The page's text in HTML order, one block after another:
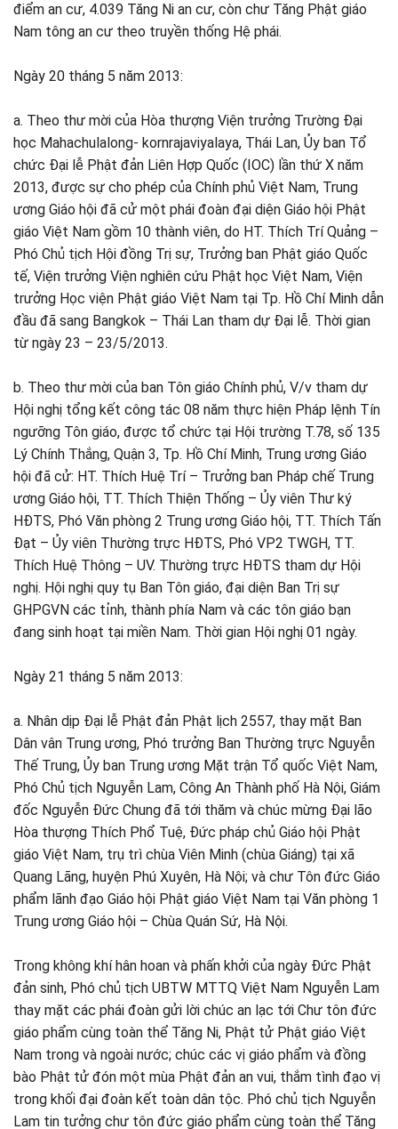
điểm an cư, 4.039 Tăng Ni an cư, còn chư Tăng Phật giáo
Nam tông an cư theo truyền thống Hệ phái.
Ngày 20 tháng 5 năm 2013:
a. Theo thư mời của Hòa thượng Viện trưởng Trường Đại
học Mahachulalong- kornrajaviyalaya, Thái Lan, Ủy ban Tổ
chức Đại lễ Phật đản Liên Hợp Quốc (IOC) lần thứ X năm
2013, được sự cho phép của Chính phủ Việt Nam, Trung
ương Giáo hội đã cử một phái đoàn đại diện Giáo hội Phật
giáo Việt Nam gồm 10 thành viên, do HT. Thích Trí Quảng –
Phó Chủ tịch Hội đồng Trị sự, Trưởng ban Phật giáo Quốc
tế, Viện trưởng Viện nghiên cứu Phật học Việt Nam, Viện
trưởng Học viện Phật giáo Việt Nam tại Tp. Hồ Chí Minh dẫn
đầu đã sang Bangkok – Thái Lan tham dự Đại lễ. Thời gian
từ ngày 23 – 23/5/2013.
b. Theo thư mời của ban Tôn giáo Chính phủ, V/v tham dự
Hội nghị tổng kết công tác 08 năm thực hiện Pháp lệnh Tín
ngưỡng Tôn giáo, được tổ chức tại Hội trường T.78, số 135
Lý Chính Thắng, Quận 3, Tp. Hồ Chí Minh, Trung ương Giáo
hội đã cử: HT. Thích Huệ Trí – Trưởng ban Pháp chế Trung
ương Giáo hội, TT. Thích Thiện Thống – Ủy viên Thư ký
HĐTS, Phó Văn phòng 2 Trung ương Giáo hội, TT. Thích Tấn
Đạt – Ủy viên Thường trực HĐTS, Phó VP2 TWGH, TT.
Thích Huệ Thông – UV. Thường trực HĐTS tham dự Hội
nghị. Hội nghị quy tụ Ban Tôn giáo, đại diện Ban Trị sự
GHPGVN các tỉnh, thành phía Nam và các tôn giáo bạn
đang sinh hoạt tại miền Nam. Thời gian Hội nghị 01 ngày.
Ngày 21 tháng 5 năm 2013:
a. Nhân dịp Đại lễ Phật đản Phật lịch 2557, thay mặt Ban
Dân vân Trung ương, Phó trưởng Ban Thường trực Nguyễn
Thế Trung, Ủy ban Trung ương Mặt trận Tổ quốc Việt Nam,
Phó Chủ tịch Nguyễn Lam, Công An Thành phố Hà Nội, Giám
đốc Nguyễn Đức Chung đã tới thăm và chúc mừng Đại lão
Hòa thượng Thích Phổ Tuệ, Đức pháp chủ Giáo hội Phật
giáo Việt Nam, trụ trì chùa Viên Minh (chùa Giáng) tại xã
Quang Lãng, huyện Phú Xuyên, Hà Nội; và chư Tôn đức Giáo
phẩm lãnh đạo Giáo hội Phật giáo Việt Nam tại Văn phòng 1
Trung ương Giáo hội – Chùa Quán Sứ, Hà Nội.
Trong không khí hân hoan và phấn khởi của ngày Đức Phật
đản sinh, Phó chủ tịch UBTW MTTQ Việt Nam Nguyễn Lam
thay mặt các phái đoàn gửi lời chúc an lạc tới Chư tôn đức
giáo phẩm cùng toàn thể Tăng Ni, Phật tử Phật giáo Việt
Nam trong và ngoài nước; chúc các vị giáo phẩm và đồng
bào Phật tử đón một mùa Phật đản an vui, thắm tình đạo vị
trong khối đại đoàn kết toàn dân tộc. Phó chủ tịch Nguyễn
Lam tin tưởng chư tôn đức giáo phẩm cùng toàn thể Tăng